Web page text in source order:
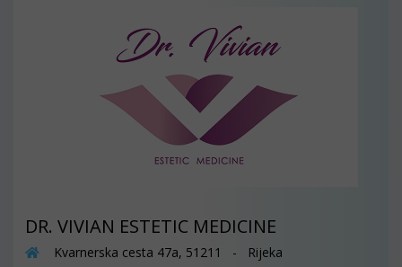
DR. VIVIAN ESTETIC MEDICINE
Kvarnerska cesta 47a, 51211 - Rijeka